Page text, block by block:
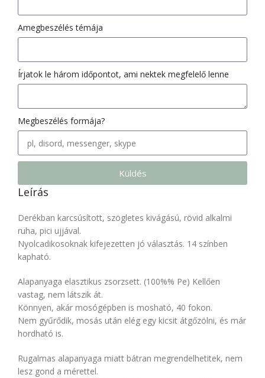
Amegbeszélés témája
Írjatok le három időpontot, ami nektek megfelelő lenne
Megbeszélés formája?
Küldés
Leírás
Derékban karcsúsított, szögletes kivágású, rövid alkalmi
ruha, pici ujjával.
Nyolcadikosoknak kifejezetten jó választás. 14 színben
kapható.
Alapanyaga elasztikus zsorzsett. (100%% Pe) Kellően
vastag, nem látszik át.
Könnyen, akár mosógépben is mosható, 40 fokon.
Nem gyűrődik, mosás után elég egy kicsit átgőzölni, és már
hordható is.
Rugalmas alapanyaga miatt bátran megrendelhetitek, nem
lesz gond a mérettel.